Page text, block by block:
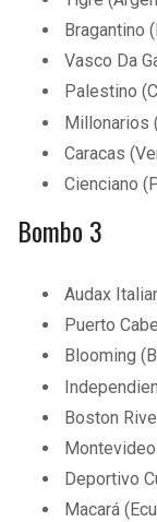
Bragantino
Vasco Da
Palestino
Millonarios
Caracas
Cienciano
Bombo 3
Audax
Puerto
Blooming
Boston
Deportivo
Macará